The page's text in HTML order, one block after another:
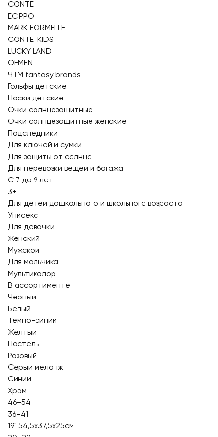
CONTE
ECIPPO
MARK FORMELLE
CONTE-KIDS
LUCKY LAND
OEMEN
ЧТМ fantasy brands
Гольфы детские
Носки детские
Очки солнцезащитные
Очки солнцезащитные женские
Подследники
Для ключей и сумки
Для защиты от солнца
Для перевозки вещей и багажа
С 7 до 9 лет
3+
Для детей дошкольного и школьного возраста
Унисекс
Для девочки
Женский
Мужской
Для мальчика
Мультиколор
В ассортименте
Черный
Белый
Темно-синий
Желтый
Пастель
Розовый
Серый меланж
Синий
Хром
46–54
36–41
19" 54,5x37,5x25см